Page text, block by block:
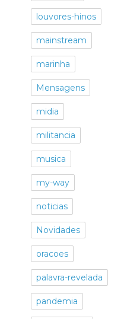
louvores-hinos
mainstream
marinha
Mensagens
midia
militancia
musica
my-way
noticias
Novidades
oracoes
palavra-revelada
pandemia